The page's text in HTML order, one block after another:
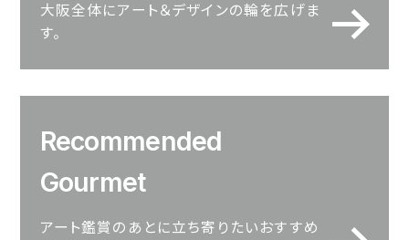
大阪全体にアート＆デザインの輪を広げま
す。
Recommended
Gourmet
アート鑑賞のあとに立ち寄りたいおすすめ